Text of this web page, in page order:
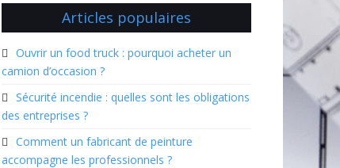
Articles populaires
Ouvrir un food truck : pourquoi acheter un
camion d’occasion ?
Sécurité incendie : quelles sont les obligations
des entreprises ?
Comment un fabricant de peinture
accompagne les professionnels ?